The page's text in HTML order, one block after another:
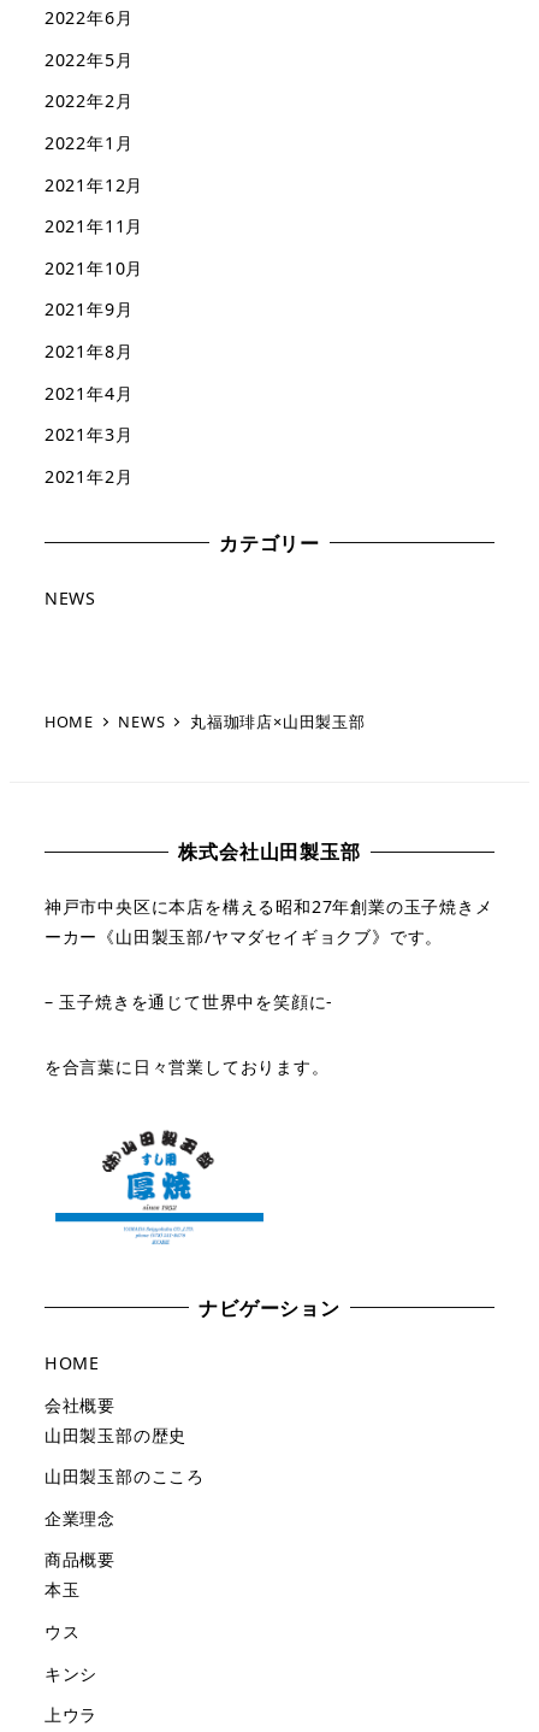
2022年6月
2022年5月
2022年2月
2022年1月
2021年12月
2021年11月
2021年10月
2021年9月
2021年8月
2021年4月
2021年3月
2021年2月
カテゴリー
NEWS
HOME NEWS 丸福珈琲店×山田製玉部
株式会社山田製玉部
神戸市中央区に本店を構える昭和27年創業の玉子焼きメ
ーカー《山田製玉部/ヤマダセイギョクブ》です。
– 玉子焼きを通じて世界中を笑顔に-
を合言葉に日々営業しております。
ナビゲーション
HOME
会社概要
山田製玉部の歴史
山田製玉部のこころ
企業理念
商品概要
本玉
ウス
キンシ
上ウラ